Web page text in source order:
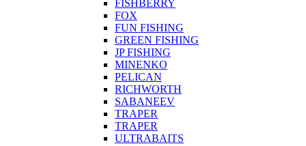
FISHBERRY
FOX
FUN FISHING
GREEN FISHING
JP FISHING
MINENKO
PELICAN
RICHWORTH
SABANEEV
TRAPER
TRAPER
ULTRABAITS